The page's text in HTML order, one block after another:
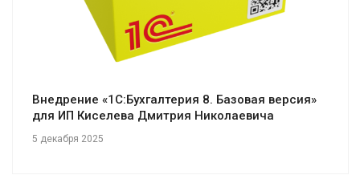
Внедрение «1С:Бухгалтерия 8. Базовая версия»
для ИП Киселева Дмитрия Николаевича
5 декабря 2025